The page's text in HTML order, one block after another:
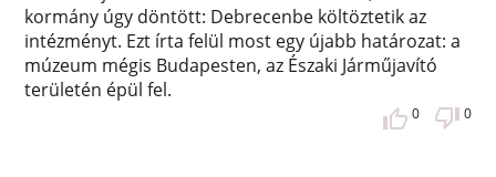
kormány úgy döntött: Debrecenbe költöztetik az
intézményt. Ezt írta felül most egy újabb határozat: a
múzeum mégis Budapesten, az Északi Járműjavító
területén épül fel.
0 0